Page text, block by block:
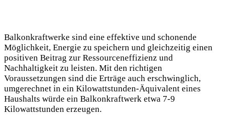
Balkonkraftwerke sind eine effektive und schonende
Möglichkeit, Energie zu speichern und gleichzeitig einen
positiven Beitrag zur Ressourceneffizienz und
Nachhaltigkeit zu leisten. Mit den richtigen
Voraussetzungen sind die Erträge auch erschwinglich,
umgerechnet in ein Kilowattstunden-Äquivalent eines
Haushalts würde ein Balkonkraftwerk etwa 7-9
Kilowattstunden erzeugen.